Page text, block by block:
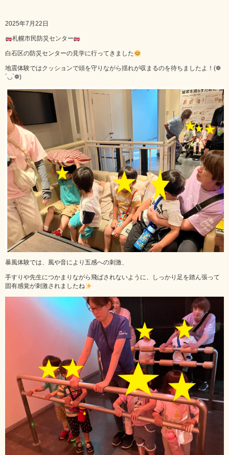
2025年7月22日
札幌市民防災センター
白石区の防災センターの見学に行ってきました
地震体験ではクッションで頭を守りながら揺れが収まるのを待ちましたよ！(❁
´◡`❁)
暴風体験では、風や音により五感への刺激、
手すりや先生につかまりながら飛ばされないように、しっかり足を踏ん張って
固有感覚が刺激されましたね